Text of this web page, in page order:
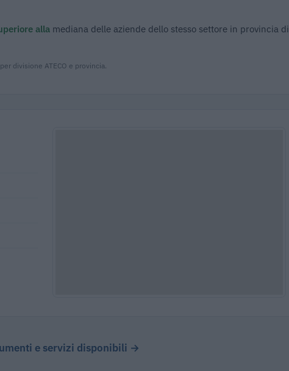
alla mediana delle aziende dello stesso settore in provincia di
divisione ATECO e provincia.
e servizi disponibili →